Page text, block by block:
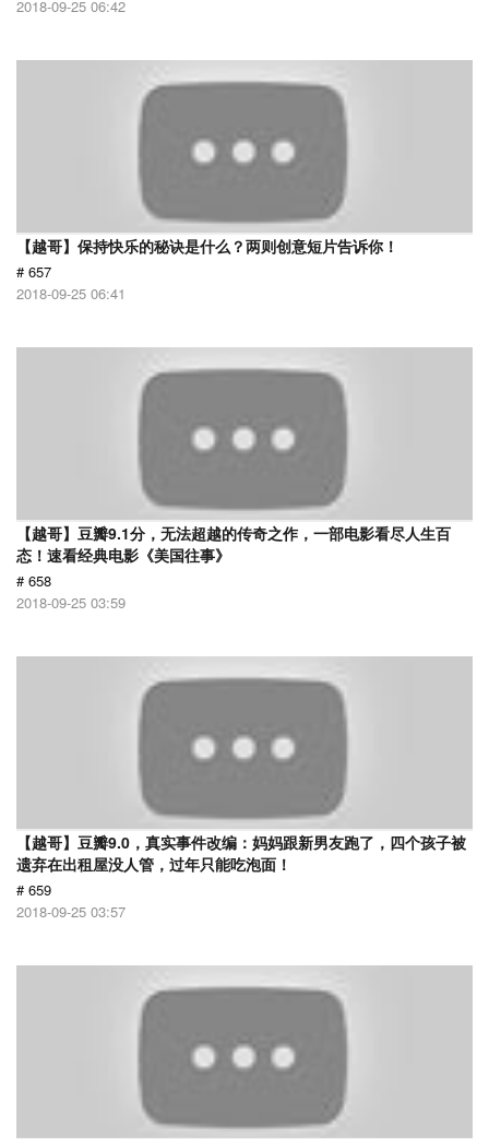
2018-09-25 06:42
【越哥】保持快乐的秘诀是什么？两则创意短片告诉你！
# 657
2018-09-25 06:41
【越哥】豆瓣9.1分，无法超越的传奇之作，一部电影看尽人生百
态！速看经典电影《美国往事》
# 658
2018-09-25 03:59
【越哥】豆瓣9.0，真实事件改编：妈妈跟新男友跑了，四个孩子被
遗弃在出租屋没人管，过年只能吃泡面！
# 659
2018-09-25 03:57